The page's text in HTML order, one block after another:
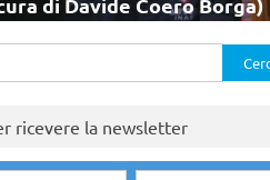
ricevere la newsletter